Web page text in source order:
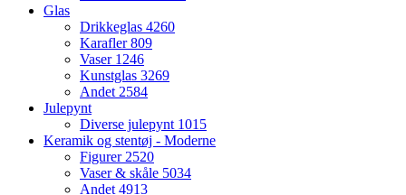
Glas
Drikkeglas 4260
Karafler809
Vaser 1246
Kunstglas 3269
Andet2584
Julepynt
Diverse julepynt 1015
Keramik og stentøj - Moderne
Figurer2520
Vaser & skåle 5034
Andet4913